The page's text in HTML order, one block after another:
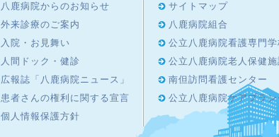
八鹿病院からのお知らせ
外来診療のご案内
入院・お見舞い
人間ドック・健診
広報誌「八鹿病院ニュース」
患者さんの権利に関する宣言
個人情報保護方針
サイトマップ
八鹿病院組合
公立八鹿病院看護専門学
公立八鹿病院老人保健施
南但訪問看護センター
公立八鹿病院ケアプラン